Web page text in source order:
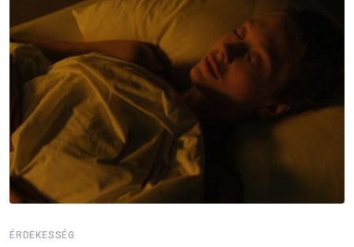
ÉRDEKESSÉG